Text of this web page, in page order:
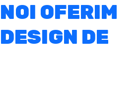
NOI OFERIM
DESIGN DE